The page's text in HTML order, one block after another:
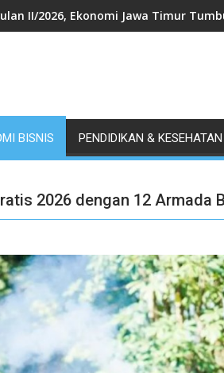
II/2026, Ekonomi Jawa Timur
BISNIS PENDIDIKAN & KESEHATAN
2026 dengan 12 Armada